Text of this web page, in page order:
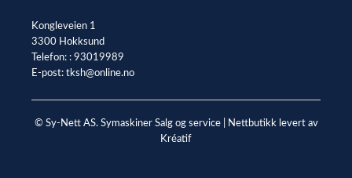
Kongleveien 1
3300 Hokksund
Telefon: : 93019989
E-post: tksh@online.no
© Sy-Nett AS. Symaskiner Salg og service |
Nettbutikk levert av
Kréatif